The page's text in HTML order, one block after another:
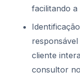
facilitando a
cliente
consultor